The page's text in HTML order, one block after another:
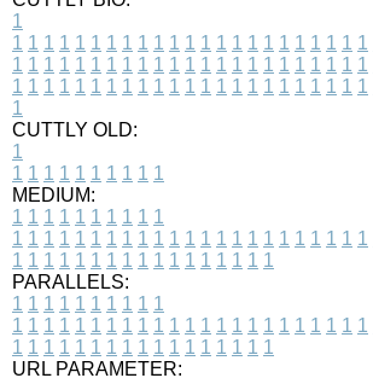
1
1 1 1 1 1 1 1 1 1 1 1 1 1 1 1 1 1 1 1 1 1 1 1
1 1 1 1 1 1 1 1 1 1 1 1 1 1 1 1 1 1 1 1 1 1 1
1 1 1 1 1 1 1 1 1 1 1 1 1 1 1 1 1 1 1 1 1 1 1
1
CUTTLY OLD:
1
1 1 1 1 1 1 1 1 1 1
MEDIUM:
1 1 1 1 1 1 1 1 1 1
1 1 1 1 1 1 1 1 1 1 1 1 1 1 1 1 1 1 1 1 1 1 1
1 1 1 1 1 1 1 1 1 1 1 1 1 1 1 1 1
PARALLELS:
1 1 1 1 1 1 1 1 1 1
1 1 1 1 1 1 1 1 1 1 1 1 1 1 1 1 1 1 1 1 1 1 1
1 1 1 1 1 1 1 1 1 1 1 1 1 1 1 1 1
URL PARAMETER: